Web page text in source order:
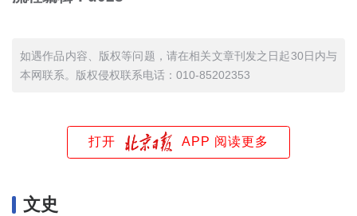
如遇作品内容、版权等问题，请在相关文章刊发之日起30日内与
本网联系。版权侵权联系电话：010-85202353
打开 APP 阅读更多
文史